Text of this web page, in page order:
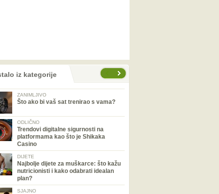
iz kategorije
ZANIMLJIVO
Što ako bi vaš sat trenirao s vama?
ODLIČNO
Trendovi digitalne sigurnosti na
platformama kao što je Shikaka
Casino
DIJETE
Najbolje dijete za muškarce: što kažu
nutricionisti i kako odabrati idealan
plan?
SJAJNO